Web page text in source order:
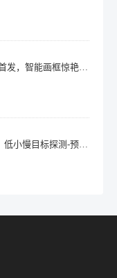
华为智慧屏 V5 Pro 全球首发，智能画框惊艳无界的世界！
时变通讯反无人机系统，低小慢目标探测-预警-反制一步到位